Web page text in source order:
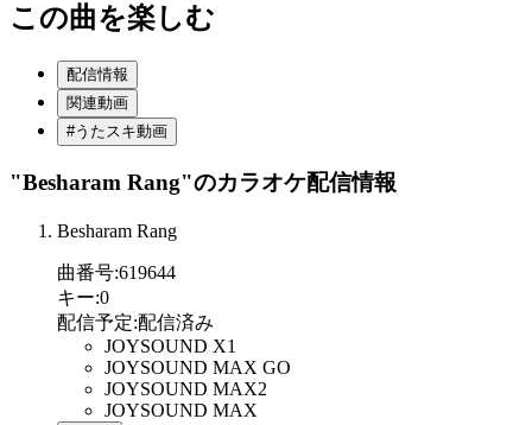
この曲を楽しむ
配信情報
関連動画
#うたスキ動画
"Besharam Rang"のカラオケ配信情報
Besharam Rang
曲番号:619644
キー:0
配信予定:配信済み
JOYSOUND X1
JOYSOUND MAX GO
JOYSOUND MAX2
JOYSOUND MAX